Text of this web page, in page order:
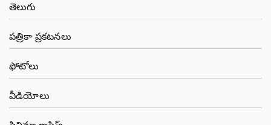
తెలుగు
పత్రికా ప్రకటనలు
ఫోటోలు
వీడియోలు